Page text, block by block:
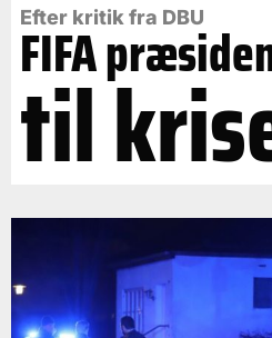
Efter kritik fra DBU
FIFA
til